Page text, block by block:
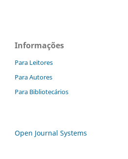
Informações
Para Leitores
Para Autores
Para Bibliotecários
Open Journal Systems